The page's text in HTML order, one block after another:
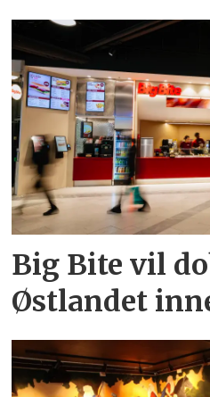
Big Bite vil
Østlandet